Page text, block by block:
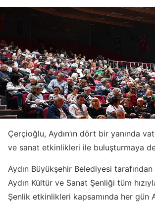
Çerçioğlu, Aydın’ın dört bir yanında
ve sanat etkinlikleri ile buluşturmaya
Aydın Büyükşehir Belediyesi
Aydın Kültür ve Sanat Şenliği tüm
Şenlik etkinlikleri kapsamında her gün